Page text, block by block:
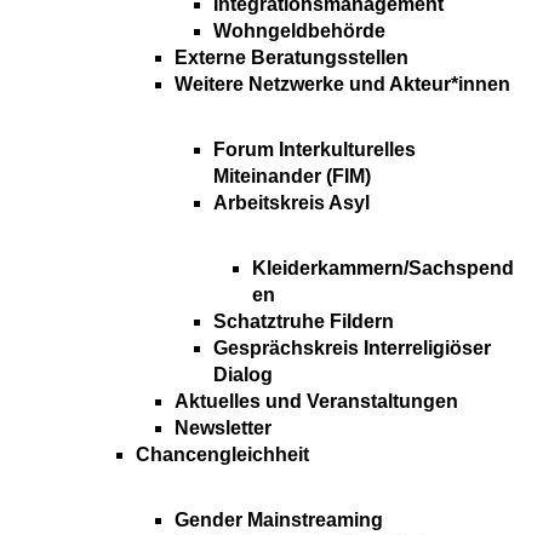
Integrationsmanagement
Wohngeldbehörde
Externe Beratungsstellen
Weitere Netzwerke und Akteur*innen
Forum Interkulturelles
Miteinander (FIM)
Arbeitskreis Asyl
Kleiderkammern/Sachspend
en
Schatztruhe Fildern
Gesprächskreis Interreligiöser
Dialog
Aktuelles und Veranstaltungen
Newsletter
Chancengleichheit
Gender Mainstreaming